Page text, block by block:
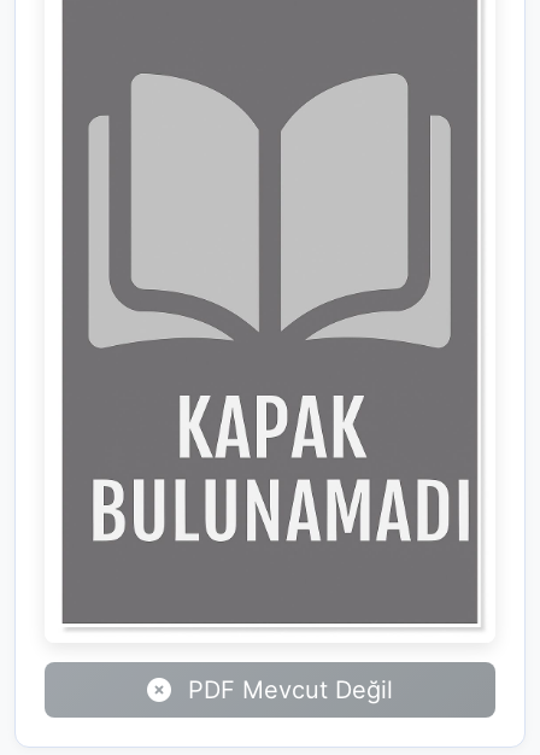
PDF Mevcut Değil